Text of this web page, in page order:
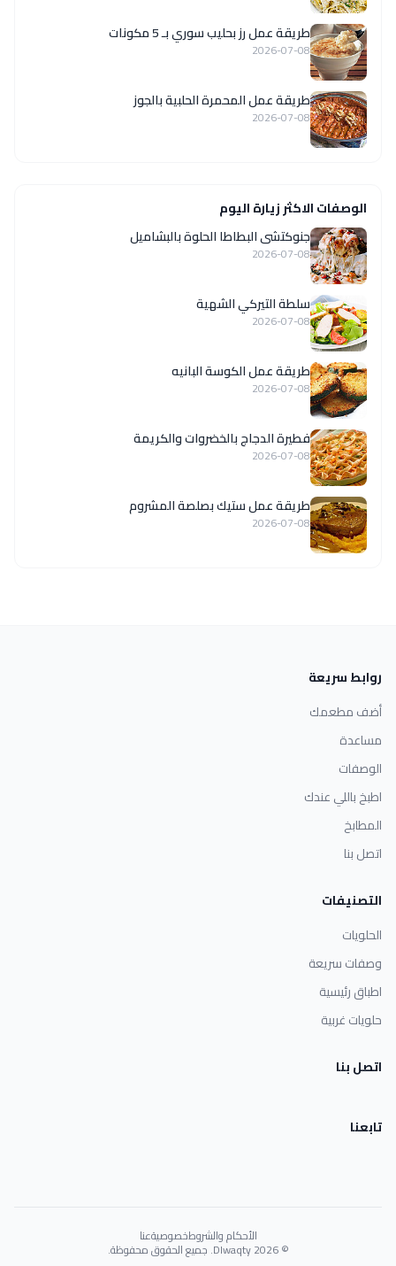
طريقة عمل رز بحليب سوري بـ 5 مكونات
2026-07-08
طريقة عمل المحمرة الحلبية بالجوز
2026-07-08
الوصفات الاكثر زيارة اليوم
جنوكتشى البطاطا الحلوة بالبشاميل
2026-07-08
سلطة التيركي الشهية
2026-07-08
طريقة عمل الكوسة البانيه
2026-07-08
فطيرة الدجاج بالخضروات والكريمة
2026-07-08
طريقة عمل ستيك بصلصة المشروم
2026-07-08
روابط سريعة
أضف مطعمك
مساعدة
الوصفات
اطبخ باللي عندك
المطابخ
اتصل بنا
التصنيفات
الحلويات
وصفات سريعة
اطباق رئيسية
حلويات غربية
اتصل بنا
تابعنا
الأحكام والشروطخصوصيةعنا
© 2026 Dlwaqty. جميع الحقوق محفوظة.